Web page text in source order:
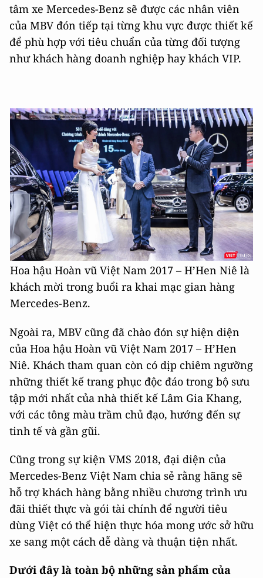
tâm xe Mercedes-Benz sẽ được các nhân viên
của MBV đón tiếp tại từng khu vực được thiết kế
để phù hợp với tiêu chuẩn của từng đối tượng
như khách hàng doanh nghiệp hay khách VIP.
Hoa hậu Hoàn vũ Việt Nam 2017 – H’Hen Niê là
khách mời trong buổi ra khai mạc gian hàng
Mercedes-Benz.
Ngoài ra, MBV cũng đã chào đón sự hiện diện
của Hoa hậu Hoàn vũ Việt Nam 2017 – H’Hen
Niê. Khách tham quan còn có dịp chiêm ngưỡng
những thiết kế trang phục độc đáo trong bộ sưu
tập mới nhất của nhà thiết kế Lâm Gia Khang,
với các tông màu trầm chủ đạo, hướng đến sự
tinh tế và gần gũi.
Cũng trong sự kiện VMS 2018, đại diện của
Mercedes-Benz Việt Nam chia sẻ rằng hãng sẽ
hỗ trợ khách hàng bằng nhiều chương trình ưu
đãi thiết thực và gói tài chính để người tiêu
dùng Việt có thể hiện thực hóa mong ước sở hữu
xe sang một cách dễ dàng và thuận tiện nhất.
Dưới đây là toàn bộ những sản phẩm của